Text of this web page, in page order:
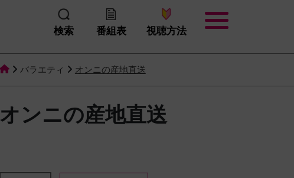
検索 番組表 視聴方法
バラエティ オンニの産地直送
オンニの産地直送